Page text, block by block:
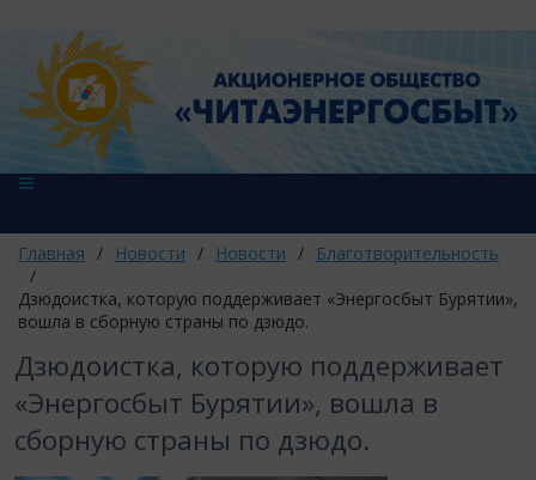
Главная / Новости / Новости /
Благотворительность
/
​Дзюдоистка, которую поддерживает «Энергосбыт Бурятии»,
вошла в сборную страны по дзюдо.
​Дзюдоистка, которую поддерживает
«Энергосбыт Бурятии», вошла в
сборную страны по дзюдо.